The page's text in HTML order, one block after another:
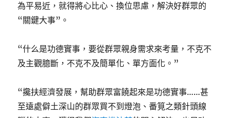
為平易近，就得將心比心、換位思慮，解決好群眾的
“關鍵大事”。
“什么是功德實事，要從群眾親身需求來考量，不克不
及主觀臆斷，不克不及簡單化、單方面化。”
“攙扶經濟發展，幫助群眾富饒起來是功德實事……甚
至遠處僻土深山的群眾買不到燈泡、番筧之類針頭線